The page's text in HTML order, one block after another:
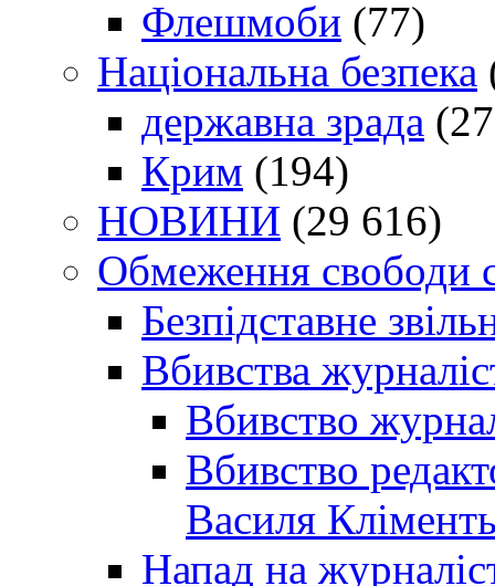
Флешмоби (77)
Національна безпека
державна зрада
Крим (194)
НОВИНИ (29 616)
Обмеження свободи
Безпідставне
Вбивства
Вбивство
Вбивство
Василя
Напад на